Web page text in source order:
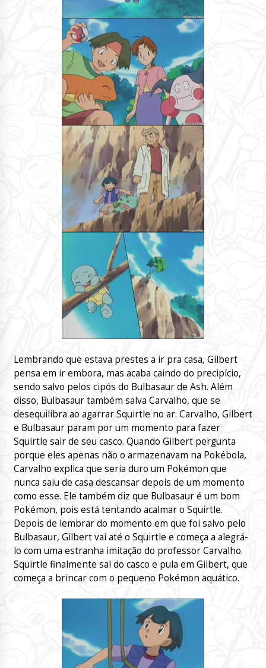
Lembrando que estava prestes a ir pra casa, Gilbert
pensa em ir embora, mas acaba caindo do precipício,
sendo salvo pelos cipós do Bulbasaur de Ash. Além
disso, Bulbasaur também salva Carvalho, que se
desequilibra ao agarrar Squirtle no ar. Carvalho, Gilbert
e Bulbasaur param por um momento para fazer
Squirtle sair de seu casco. Quando Gilbert pergunta
porque eles apenas não o armazenavam na Pokébola,
Carvalho explica que seria duro um Pokémon que
nunca saiu de casa descansar depois de um momento
como esse. Ele também diz que Bulbasaur é um bom
Pokémon, pois está tentando acalmar o Squirtle.
Depois de lembrar do momento em que foi salvo pelo
Bulbasaur, Gilbert vai até o Squirtle e começa a alegrá-
lo com uma estranha imitação do professor Carvalho.
Squirtle finalmente sai do casco e pula em Gilbert, que
começa a brincar com o pequeno Pokémon aquático.